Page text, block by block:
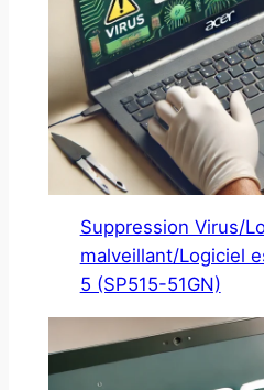
Suppression Virus/
malveillant/Logiciel
5 (SP515-51GN)